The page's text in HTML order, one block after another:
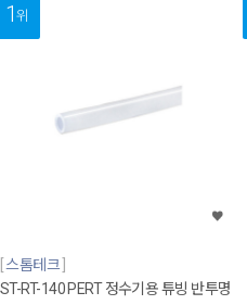
1위
스톰테크
ST-RT-140 PERT 정수기용 튜빙 반투명